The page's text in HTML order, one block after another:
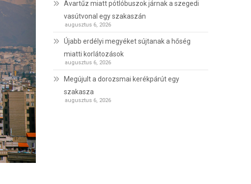
Avartűz miatt pótlóbuszok járnak a szegedi
vasútvonal egy szakaszán
augusztus 6, 2026
Újabb erdélyi megyéket sújtanak a hőség
miatti korlátozások
augusztus 6, 2026
Megújult a dorozsmai kerékpárút egy
szakasza
augusztus 6, 2026